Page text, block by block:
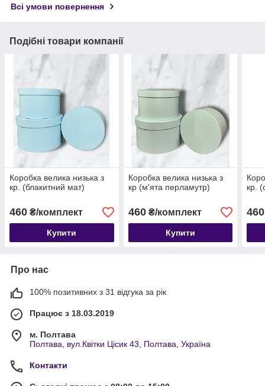
Всі умови повернення
Подібні товари компанії
Коробка велика низька з
кр. (блакитний мат)
460 ₴/комплект
Купити
Коробка велика низька з
кр (м'ята перламутр)
460₴/комплект
Купити
кр.
460
Про нас
100% позитивних з 31 відгука за рік
Працює з 18.03.2019
м. Полтава
Полтава, вул.Квітки Цісик 43, Полтава, Україна
Контакти